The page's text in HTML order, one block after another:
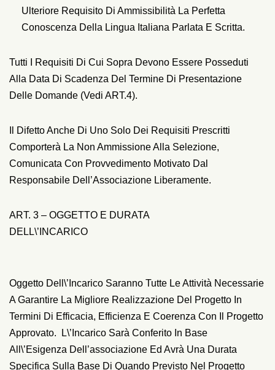
Ulteriore Requisito Di Ammissibilità La Perfetta
Conoscenza Della Lingua Italiana Parlata E Scritta.
Tutti I Requisiti Di Cui Sopra Devono Essere Posseduti
Alla Data Di Scadenza Del Termine Di Presentazione
Delle Domande (vedi ART.4).
Il Difetto Anche Di Uno Solo Dei Requisiti Prescritti
Comporterà La Non Ammissione Alla Selezione,
Comunicata Con Provvedimento Motivato Dal
Responsabile Dell’Associazione Liberamente.
ART. 3 – OGGETTO E DURATA
DELL\’INCARICO
Oggetto Dell\’incarico Saranno Tutte Le Attività Necessarie
A Garantire La Migliore Realizzazione Del Progetto In
Termini Di Efficacia, Efficienza E Coerenza Con Il Progetto
Approvato. L\’incarico Sarà Conferito In Base
All\’esigenza Dell’associazione Ed Avrà Una Durata
Specifica Sulla Base Di Quando Previsto Nel Progetto